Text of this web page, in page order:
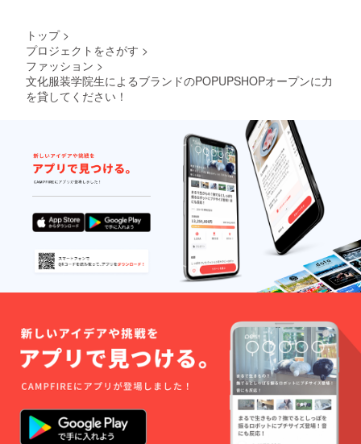
トップ >
プロジェクトをさがす >
ファッション >
文化服装学院生によるブランドのPOPUPSHOPオープンに力
を貸してください！